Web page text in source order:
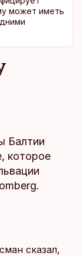
может иметь
Балтии
которое
сказал,